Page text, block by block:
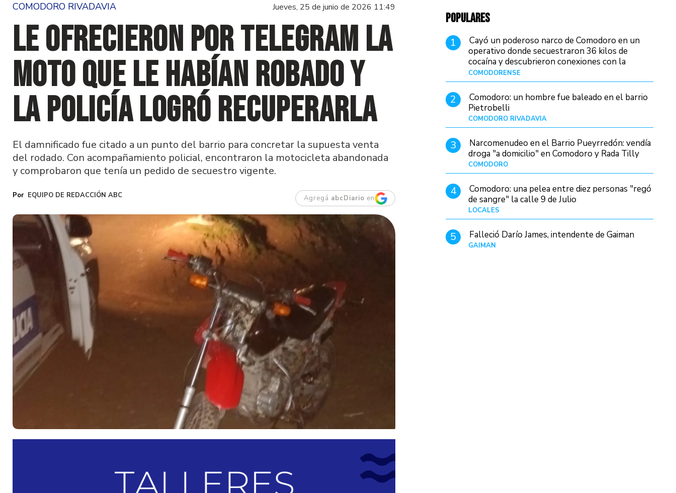
COMODORO RIVADAVIA Jueves, 25 de junio de 2026 11:49
Le ofrecieron por Telegram la
moto que le habían robado y
la Policía logró recuperarla
El damnificado fue citado a un punto del barrio para concretar la supuesta venta
del rodado. Con acompañamiento policial, encontraron la motocicleta abandonada
y comprobaron que tenía un pedido de secuestro vigente.
EQUIPO DE REDACCIÓN ABC Agregá abcDiario en
POPULARES
1
Cayó un poderoso narco de Comodoro en un
operativo donde secuestraron 36 kilos de
cocaína y descubrieron conexiones con la
Patagonia
COMODORENSE
2
Comodoro: un hombre fue baleado en el barrio
Pietrobelli
COMODORO RIVADAVIA
3
Narcomenudeo en el Barrio Pueyrredón: vendía
droga "a domicilio" en Comodoro y Rada Tilly
COMODORO
4
Comodoro: una pelea entre diez personas "regó
de sangre" la calle 9 de Julio
LOCALES
5 Falleció Darío James, intendente de Gaiman
GAIMAN